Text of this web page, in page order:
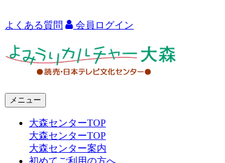
よくある質問 会員ログイン
メニュー
大森センターTOP
大森センターTOP
大森センター案内
初めてご利用の方へ